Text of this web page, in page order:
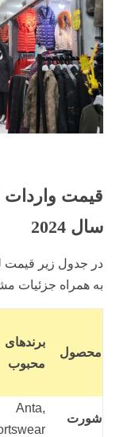
قیمت واردات
سال 2024
در جدول زیر قیمت
به همراه جزئیات
محصول
برندهای
محبوب
شورت
Anta,